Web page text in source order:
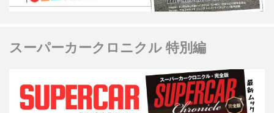
スーパーカークロニクル 特別編